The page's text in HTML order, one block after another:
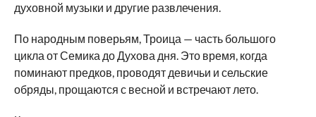
духовной музыки и другие развлечения.
По народным поверьям, Троица — часть большого
цикла от Семика до Духова дня. Это время, когда
поминают предков, проводят девичьи и сельские
обряды, прощаются с весной и встречают лето.